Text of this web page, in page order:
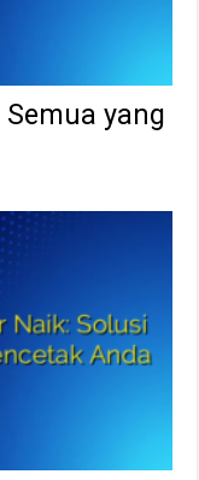
yang